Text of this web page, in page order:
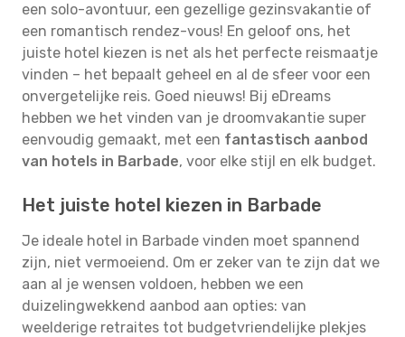
een solo-avontuur, een gezellige gezinsvakantie of
een romantisch rendez-vous! En geloof ons, het
juiste hotel kiezen is net als het perfecte reismaatje
vinden – het bepaalt geheel en al de sfeer voor een
onvergetelijke reis. Goed nieuws! Bij eDreams
hebben we het vinden van je droomvakantie super
eenvoudig gemaakt, met een fantastisch aanbod
van hotels in Barbade, voor elke stijl en elk budget.
Het juiste hotel kiezen in Barbade
Je ideale hotel in Barbade vinden moet spannend
zijn, niet vermoeiend. Om er zeker van te zijn dat we
aan al je wensen voldoen, hebben we een
duizelingwekkend aanbod aan opties: van
weelderige retraites tot budgetvriendelijke plekjes